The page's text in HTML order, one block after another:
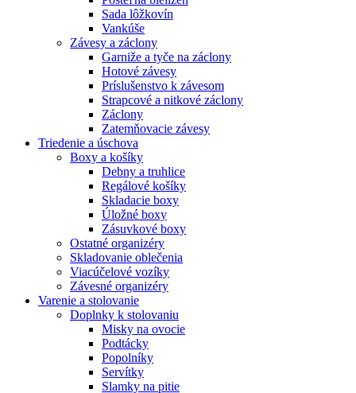
Sada lôžkovín
Vankúše
Závesy a záclony
Garniže a tyče na záclony
Hotové závesy
Príslušenstvo k závesom
Strapcové a nitkové záclony
Záclony
Zatemňovacie závesy
Triedenie a úschova
Boxy a košíky
Debny a truhlice
Regálové košíky
Skladacie boxy
Úložné boxy
Zásuvkové boxy
Ostatné organizéry
Skladovanie oblečenia
Viacúčelové vozíky
Závesné organizéry
Varenie a stolovanie
Doplnky k stolovaniu
Misky na ovocie
Podtácky
Popolníky
Servítky
Slamky na pitie